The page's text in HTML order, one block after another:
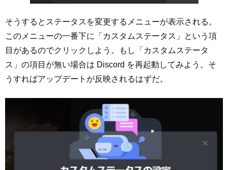
そうするとステータスを変更するメニューが表示される。
このメニューの一番下に「カスタムステータス」という項
目があるのでクリックしよう。もし「カスタムステータ
ス」の項目が無い場合は Discord を再起動してみよう。そ
うすればアップデートが反映されるはずだ。